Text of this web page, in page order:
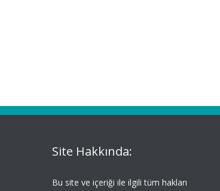
Site Hakkında:
Bu site ve içeriği ile ilgili tüm hakları